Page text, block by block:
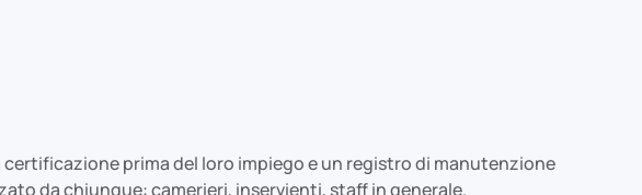
prima del loro impiego e un registro di manutenzione
da chiunque: camerieri, inservienti, staff in generale.